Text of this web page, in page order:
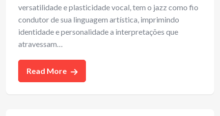
versatilidade e plasticidade vocal, tem o jazz como fio
condutor de sua linguagem artística, imprimindo
identidade e personalidade a interpretações que
atravessam…
Read More